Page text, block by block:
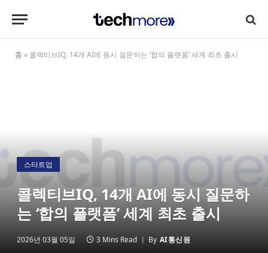
홈 » 콜렉티브IQ, 14개 AI에 동시 질문하는 ‘합의 플랫폼’ 세계 최초 출시
스타트업
콜렉티브IQ, 14개 AI에 동시 질문하
는 ‘합의 플랫폼’ 세계 최초 출시
2026년 03월 05일 3 Mins Read By AI통신원